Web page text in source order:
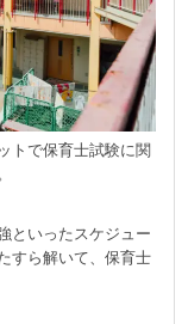
トで保育士試験に関
といったスケジュー
すら解いて、保育士